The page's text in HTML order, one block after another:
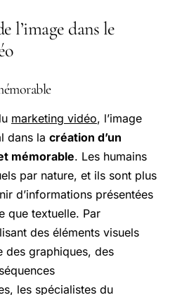
l’image dans le
marketing vidéo, l’image
dans la création d’un
mémorable. Les humains
par nature, et ils sont plus
d’informations présentées
que textuelle. Par
des éléments visuels
des graphiques, des
les spécialistes du